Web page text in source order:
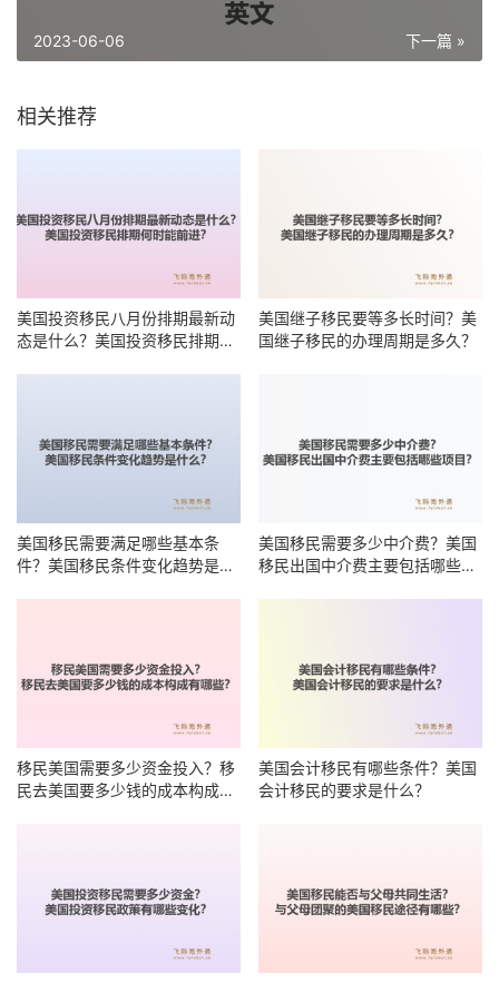
下一篇 »
2023-06-06
相关推荐
美国投资移民八月份排期最新动
态是什么？美国投资移民排期何
美国继子移民要等多长时间？美
国继子移民的办理周期是多久？
美国移民需要满足哪些基本条
件？美国移民条件变化趋势是什
美国移民需要多少中介费？美国
移民出国中介费主要包括哪些项
移民美国需要多少资金投入？移
民去美国要多少钱的成本构成有
美国会计移民有哪些条件？美国
会计移民的要求是什么？